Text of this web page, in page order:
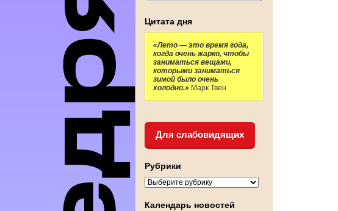
Цитата дня
«Лето — это время года,
когда очень жарко, чтобы
заниматься вещами,
которыми заниматься
зимой было очень
холодно.» Марк Твен
Для слабовидящих
Рубрики
Рубрики
Календарь новостей